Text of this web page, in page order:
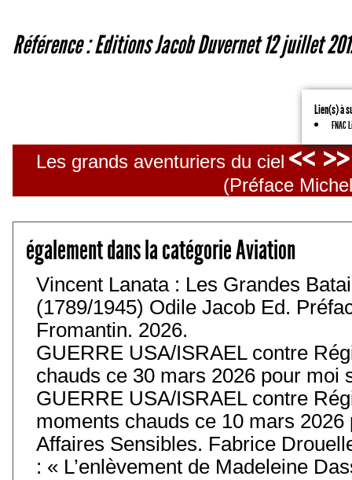
Référence : Editions Jacob Duvernet 12 juillet
Lien(s) à
FNAC
Les grands aventuriers du ciel <<
(Préface
également dans la catégorie Aviation
Vincent Lanata : Les Grandes
(1789/1945) Odile Jacob Ed.
Fromantin. 2026.
GUERRE USA/ISRAEL contre
chauds ce 30 mars 2026 pour moi
GUERRE USA/ISRAEL contre
moments chauds ce 10 mars
Affaires Sensibles. Fabrice
: « L’enlèvement de Madeleine